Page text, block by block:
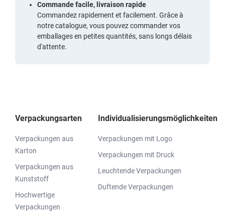
Commande facile, livraison rapide
Commandez rapidement et facilement. Grâce à
notre catalogue, vous pouvez commander vos
emballages en petites quantités, sans longs délais
d'attente.
Verpackungsarten
Verpackungen aus
Karton
Verpackungen aus
Kunststoff
Hochwertige
Verpackungen
Individualisierungsmöglichkeiten
Verpackungen mit Logo
Verpackungen mit Druck
Leuchtende Verpackungen
Duftende Verpackungen